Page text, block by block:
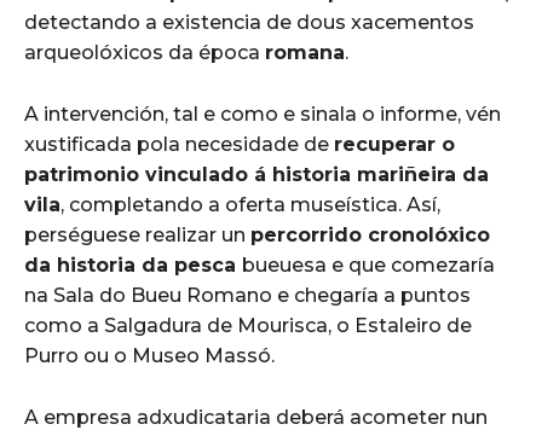
detectando a existencia de dous xacementos
arqueolóxicos da época romana.
A intervención, tal e como e sinala o informe, vén
xustificada pola necesidade de recuperar o
patrimonio vinculado á historia mariñeira da
vila, completando a oferta museística. Así,
perséguese realizar un percorrido cronolóxico
da historia da pesca bueuesa e que comezaría
na Sala do Bueu Romano e chegaría a puntos
como a Salgadura de Mourisca, o Estaleiro de
Purro ou o Museo Massó.
A empresa adxudicataria deberá acometer nun